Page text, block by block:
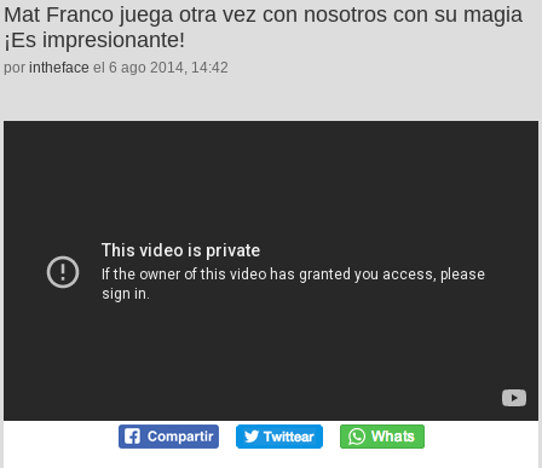
Mat Franco juega otra vez con nosotros con su magia
¡Es impresionante!
por intheface el 6 ago 2014, 14:42